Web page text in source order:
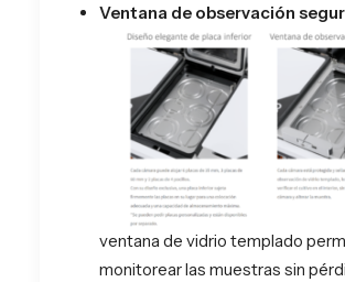
Ventana de observación
ventana de vidrio templado
monitorear las muestras sin